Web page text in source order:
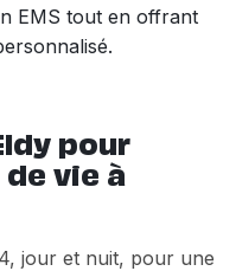
EMS tout en offrant
pour
vie à
jour et nuit, pour une